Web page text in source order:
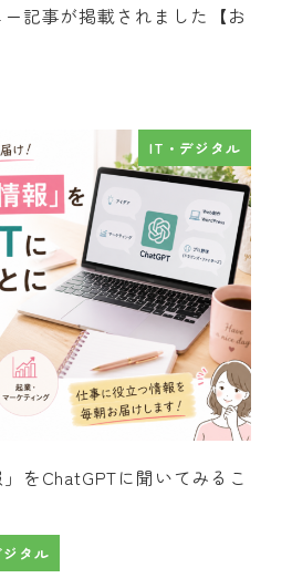
記事が掲載されました【お
IT・デジタル
」をChatGPTに聞いてみるこ
タル